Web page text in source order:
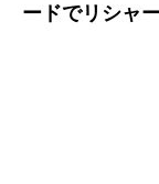
ードでリシャ